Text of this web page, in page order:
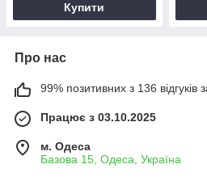
Купити
Про нас
99% позитивних з 136 відгуків
Працює з 03.10.2025
м. Одеса
Базова 15, Одеса, Україна